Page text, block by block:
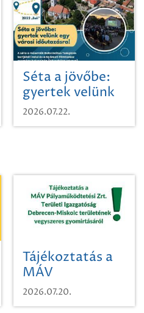
Séta a jövőbe:
gyertek velünk
egy városi
időutazásra!
2026.07.22.
Tájékoztatás a
MÁV
Pályaműködtetési
Zrt. Területi
2026.07.20.